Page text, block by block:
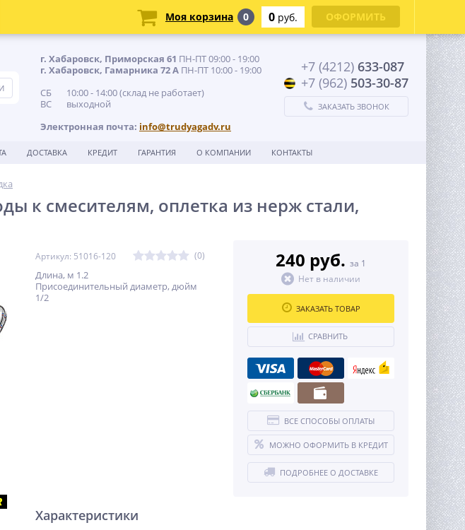
г. Хабаровск, Приморская 61 ПН-ПТ 09:00 - 19:00
г. Хабаровск, Гамарника 72 А ПН-ПТ 10:00 - 19:00
СБ 10:00 - 14:00 (склад не работает)
ВС выходной
Электронная почта: info@trudyagadv.ru
+7 (4212) 633-087
+7 (962) 503-30-87
ЗАКАЗАТЬ ЗВОНОК
ДОСТАВКА КРЕДИТ ГАРАНТИЯ О КОМПАНИИ КОНТАКТЫ
к смесителям, оплетка из нерж стали,
Артикул: 51016-120 (0)
Длина, м 1.2
Присоединительный диаметр, дюйм
1/2
240 руб. за 1
Нет в наличии
ЗАКАЗАТЬ ТОВАР
СРАВНИТЬ
ВСЕ СПОСОБЫ ОПЛАТЫ
МОЖНО ОФОРМИТЬ В КРЕДИТ
ПОДРОБНЕЕ О ДОСТАВКЕ
Характеристики
Моя корзина 0 0 руб. ОФОРМИТЬ